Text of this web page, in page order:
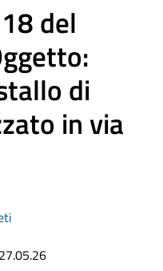
del
di
in via
27.05.26